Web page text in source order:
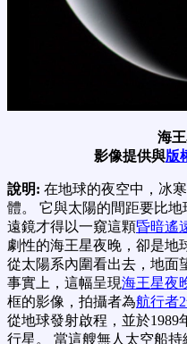
海
影像提供與版
說明: 在地球的夜空中，冰
體。 它與太陽的間距要比
遠鏡才得以一窺這顆昏暗遙
劇性的海王星夜晚，卻是地
從太陽系內圍看出去，地面
事實上，這幅呈現海王星夜
框的影像，拍攝者為航行者
從地球發射啟程，並於1989
行星。 當這艘無人太空船持